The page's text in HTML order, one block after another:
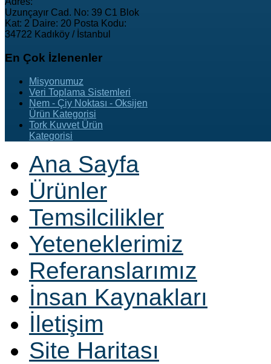
Uzunçayır Cad. No: 39 C1 Blok
Kat: 2 Daire: 20 Posta Kodu:
34722 Kadıköy / İstanbul
En Çok İzlenenler
Misyonumuz
Veri Toplama Sistemleri
Nem - Çiy Noktası - Oksijen
Ürün Kategorisi
Tork Kuvvet Ürün
Kategorisi
Ana Sayfa
Ürünler
Temsilcilikler
Yeteneklerimiz
Referanslarımız
İnsan Kaynakları
İletişim
Site Haritası